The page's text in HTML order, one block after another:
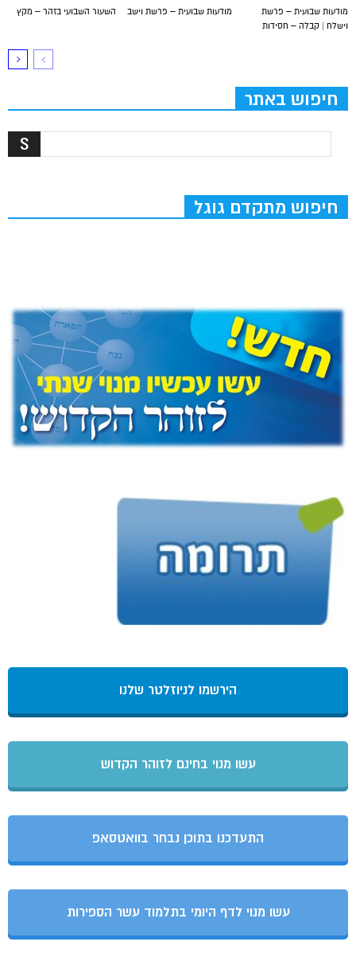
השעור השבועי בזהר – מקץ מודעות שבועית – פרשת וישב
מודעות שבועית – פרשת
וישלח | קבלה – חסידות
חיפוש באתר
חיפוש מתקדם גוגל
הירשמו לניוזלטר שלנו
עשו מנוי בחינם לזוהר הקדוש
התעדכנו בתוכן נבחר בוואטסאפ
עשו מנוי לדף היומי בתלמוד עשר הספירות